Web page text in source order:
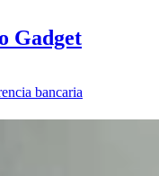
Gadget
bancaria